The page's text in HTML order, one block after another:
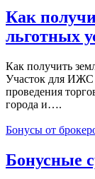
Как
льготных
Как получить
Участок для ИЖС
проведения
города и….
Бонусы от
Бонусные